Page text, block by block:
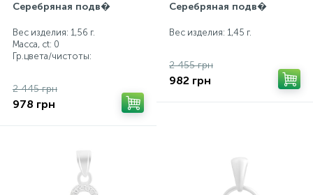
Серебряная подв�
Вес изделия: 1,56 г.
Масса, ct: 0
Гр.цвета/чистоты:
2 445 грн
978 грн
Серебряная подв�
Вес изделия: 1,45 г.
2 455 грн
982 грн